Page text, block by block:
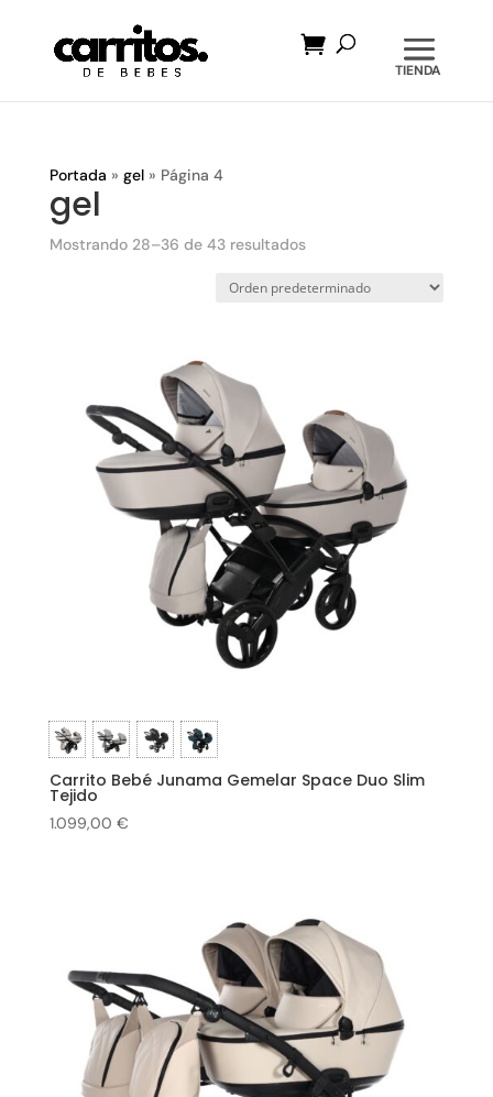
productos
Portada » gel» Página 4
gel
Mostrando 28–36 de 43 resultados
Carrito Bebé Junama Gemelar Space Duo Slim
Tejido
1.099,00 €